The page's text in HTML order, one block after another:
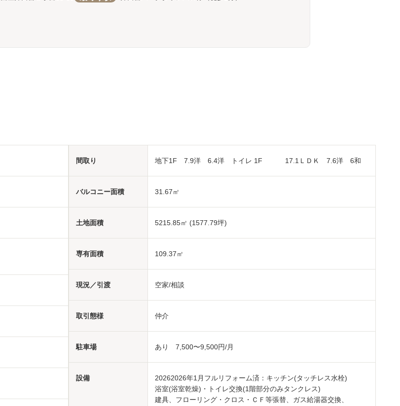
間取り 地下1F 7.9洋 6.4洋 トイレ 1F 17.1ＬＤＫ 7.6洋 6和
バルコニー面積 31.67㎡
土地面積 5215.85㎡ (1577.79坪)
専有面積 109.37㎡
現況／引渡 空家/相談
取引態様 仲介
駐車場 あり 7,500〜9,500円/月
設備
20262026年1月フルリフォーム済：キッチン(タッチレス水栓)
浴室(浴室乾燥)・トイレ交換(1階部分のみタンクレス)
建具、フローリング・クロス・ＣＦ等張替、ガス給湯器交換、